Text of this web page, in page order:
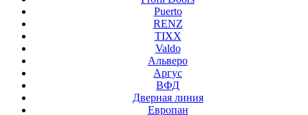
Puerto
RENZ
TIXX
Valdo
Альверо
Аргус
ВФД
Дверная линия
Европан